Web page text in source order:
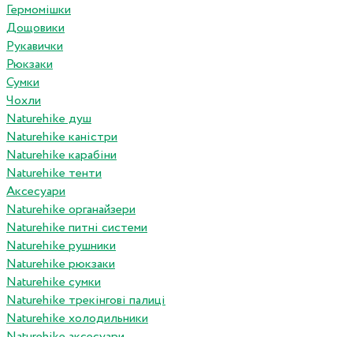
Гермомішки
Дощовики
Рукавички
Рюкзаки
Сумки
Чохли
Naturehike душ
Naturehike каністри
Naturehike карабіни
Naturehike тенти
Аксесуари
Naturehike органайзери
Naturehike питні системи
Naturehike рушники
Naturehike рюкзаки
Naturehike сумки
Naturehike трекінгові палиці
Naturehike холодильники